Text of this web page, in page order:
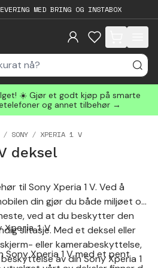
MED BRING OG INSTABOX
items in cart,
☀️ Gjør et godt kjøp på smarte
og annet tilbehør →
SONY XPERIA 1 V
deksel
til Sony Xperia 1 V. Ved å
din gjør du både miljøet og
ved at du beskytter den
slitasje. Med et deksel eller
eller kamerabeskyttelse,
av din Sony Xperia 1
1 V
Sony Xperia 1 V med et pent